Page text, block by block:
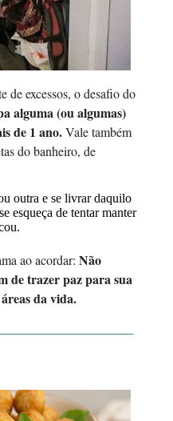
de excessos, o desafio do
alguma (ou algumas)
de 1 ano.Vale também
do banheiro, de
outra e se livrar daquilo
esqueça de tentar manter
ao acordar: Não
de trazer paz para sua
da vida.